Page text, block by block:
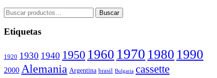
Buscar
por:
Buscar
Etiquetas
1920 1930 1940 1950 1960 1970 1980 1990
2000 Alemania Argentina brasil Bulgaria cassette